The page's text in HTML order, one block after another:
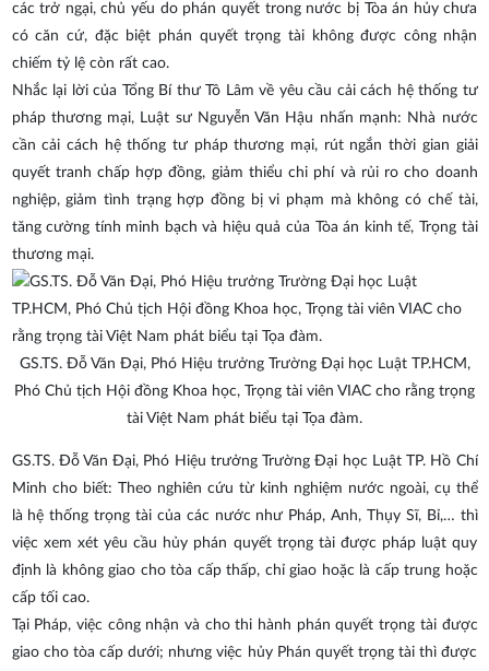
các trở ngại, chủ yếu do phán quyết trong nước bị Tòa án hủy chưa
có căn cứ, đặc biệt phán quyết trọng tài không được công nhận
chiếm tỷ lệ còn rất cao.
Nhắc lại lời của Tổng Bí thư Tô Lâm về yêu cầu cải cách hệ thống tư
pháp thương mại, Luật sư Nguyễn Văn Hậu nhấn mạnh: Nhà nước
cần cải cách hệ thống tư pháp thương mại, rút ngắn thời gian giải
quyết tranh chấp hợp đồng, giảm thiểu chi phí và rủi ro cho doanh
nghiệp, giảm tình trạng hợp đồng bị vi phạm mà không có chế tài,
tăng cường tính minh bạch và hiệu quả của Tòa án kinh tế, Trọng tài
thương mại.
GS.TS. Đỗ Văn Đại, Phó Hiệu trưởng Trường Đại học Luật TP.HCM,
Phó Chủ tịch Hội đồng Khoa học, Trọng tài viên VIAC cho rằng trọng
tài Việt Nam phát biểu tại Tọa đàm.
GS.TS. Đỗ Văn Đại, Phó Hiệu trưởng Trường Đại học Luật TP. Hồ Chí
Minh cho biết: Theo nghiên cứu từ kinh nghiệm nước ngoài, cụ thể
là hệ thống trọng tài của các nước như Pháp, Anh, Thụy Sĩ, Bỉ,… thì
việc xem xét yêu cầu hủy phán quyết trọng tài được pháp luật quy
định là không giao cho tòa cấp thấp, chỉ giao hoặc là cấp trung hoặc
cấp tối cao.
Tại Pháp, việc công nhận và cho thi hành phán quyết trọng tài được
giao cho tòa cấp dưới; nhưng việc hủy Phán quyết trọng tài thì được